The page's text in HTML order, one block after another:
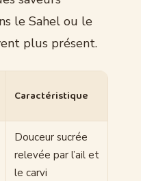
le Sahel ou le
plus présent.
Caractéristique
Douceur sucrée
relevée par l’ail et
le carvi